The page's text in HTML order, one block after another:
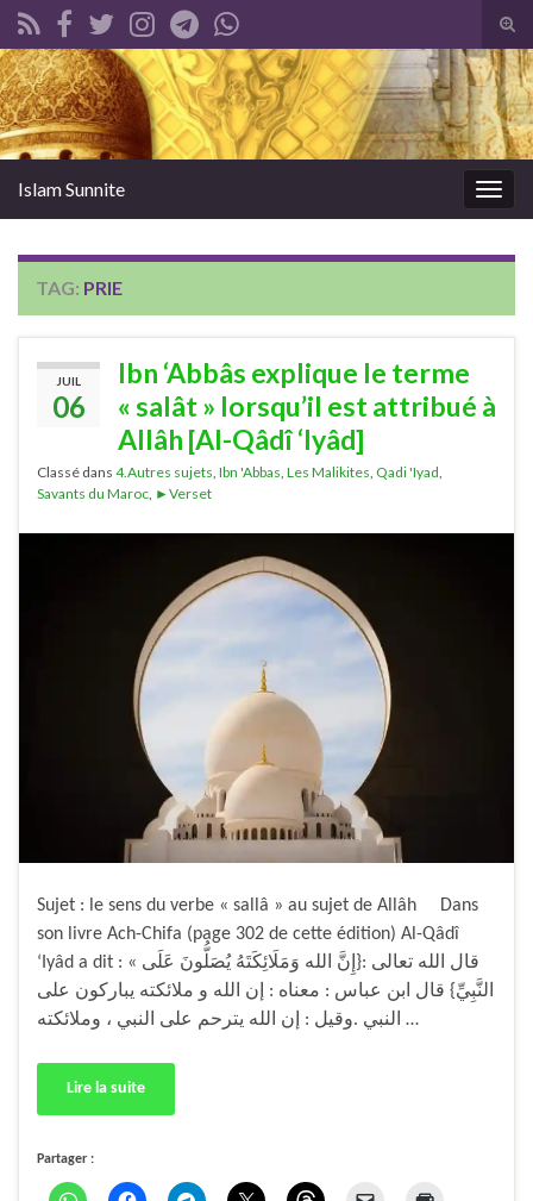
Search for:
Islam Sunnite
TAG: PRIE
JUIL
06
Ibn ‘Abbâs explique le terme
« salât » lorsqu’il est attribué à
Allâh [Al-Qâdî ‘Iyâd]
Classé dans 4.Autres sujets Ibn 'Abbas Les Malikites Qadi 'Iyad
Savants du Maroc ►Verset
Sujet : le sens du verbe « sallâ » au sujet de Allâh Dans
son livre Ach-Chifa (page 302 de cette édition) Al-Qâdî
‘Iyâd a dit : « قال الله تعالى :{إِنَّ الله وَمَلَائِكَتَهُ يُصَلُّونَ عَلَى
النَّبِيِّ} قال ابن عباس : معناه : إن الله و ملائكته يباركون على
النبي .وقيل : إن الله يترحم على النبي ، وملائكته …
Lire la suite
Partager :